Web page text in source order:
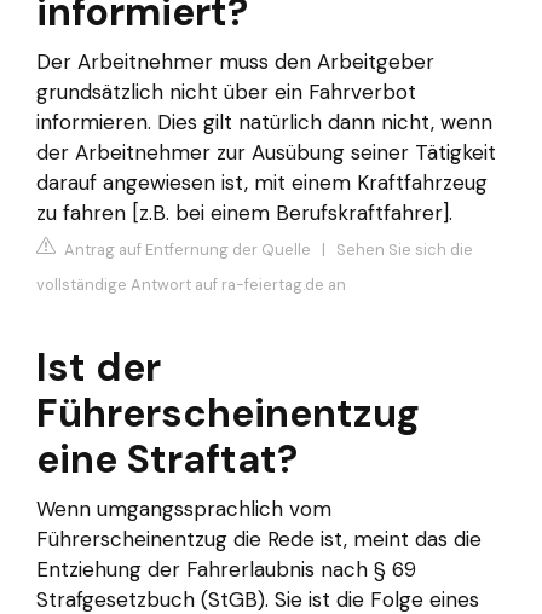
informiert?
Der Arbeitnehmer muss den Arbeitgeber
grundsätzlich nicht über ein Fahrverbot
informieren. Dies gilt natürlich dann nicht, wenn
der Arbeitnehmer zur Ausübung seiner Tätigkeit
darauf angewiesen ist, mit einem Kraftfahrzeug
zu fahren [z.B. bei einem Berufskraftfahrer].
Antrag auf Entfernung der Quelle | Sehen Sie sich die
vollständige Antwort auf ra-feiertag.de an
Ist der
Führerscheinentzug
eine Straftat?
Wenn umgangssprachlich vom
Führerscheinentzug die Rede ist, meint das die
Entziehung der Fahrerlaubnis nach § 69
Strafgesetzbuch (StGB). Sie ist die Folge eines